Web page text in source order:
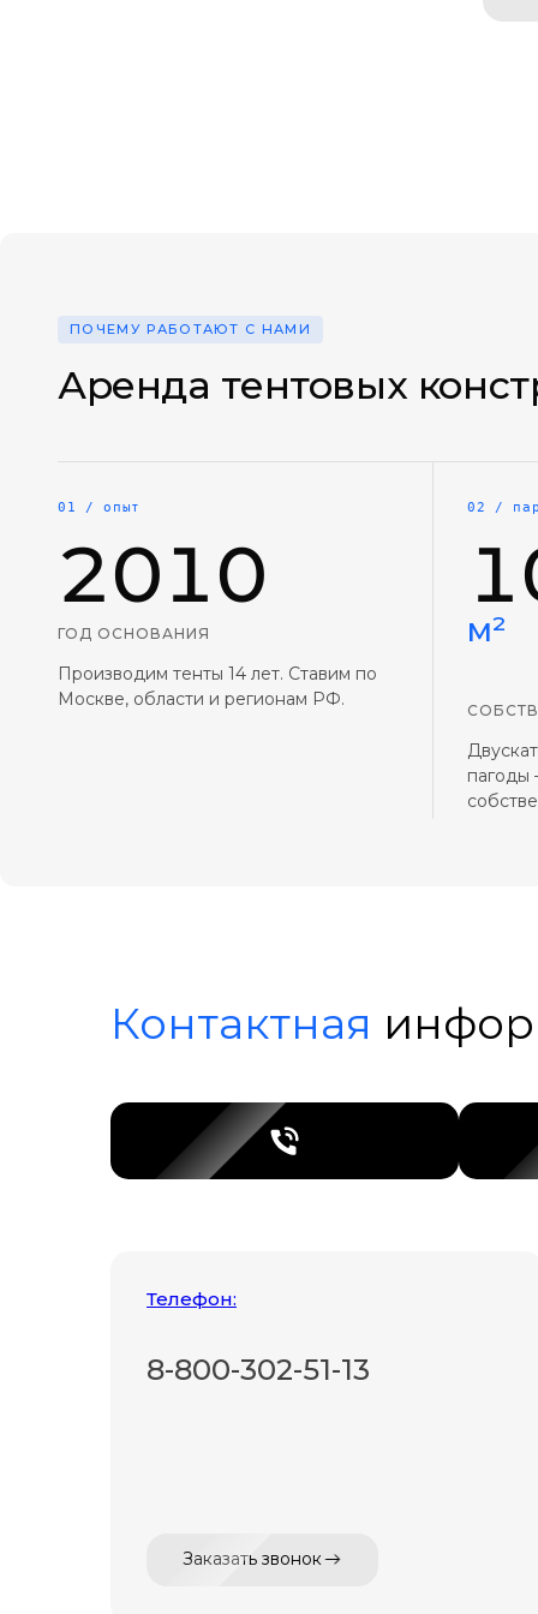
ПОЧЕМУ РАБОТАЮТ С НАМИ
Аренда тентовых
01 / опыт
2010
ГОД ОСНОВАНИЯ
Производим тенты 14 лет. Ставим по
Москве, области и регионам РФ.
02 /
м²
пагоды
Контактная
Телефон:
8-800-302-51-13
Заказать звонок